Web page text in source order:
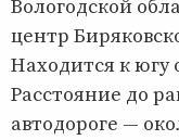
Вологодской
центр
Находится к югу
Расстояние до
автодороге —